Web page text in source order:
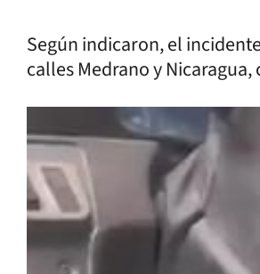
Según indicaron, el
calles Medrano y